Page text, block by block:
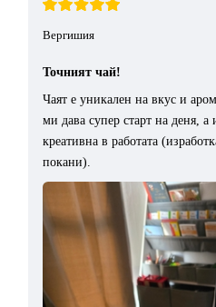
Вергишия
Точният чай!
Чаят е уникален на вкус и
ми дава супер старт на деня,
креативна в работата
покани).